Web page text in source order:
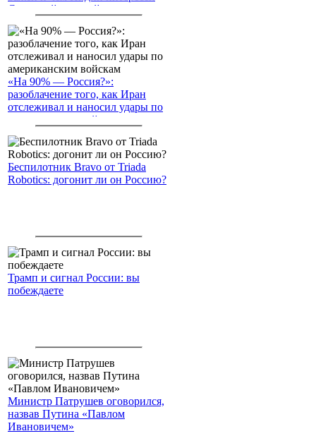
Северный морской путь
«На 90% — Россия?»:
разоблачение того, как Иран
отслеживал и наносил удары по
американским войскам
Беспилотник Bravo от Triada
Robotics: догонит ли он Россию?
Трамп и сигнал России: вы
побеждаете
Министр Патрушев оговорился,
назвав Путина «Павлом
Ивановичем»